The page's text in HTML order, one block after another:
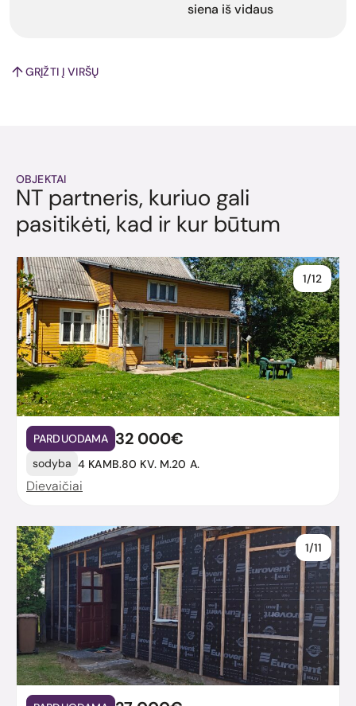
siena iš vidaus
GRĮŽTI Į VIRŠŲ
OBJEKTAI
NT partneris, kuriuo gali
pasitikėti, kad ir kur būtum
1/12
PARDUODAMA 32 000€
sodyba 4 KAMB.80 KV. M.20 A.
Dievaičiai
1/11